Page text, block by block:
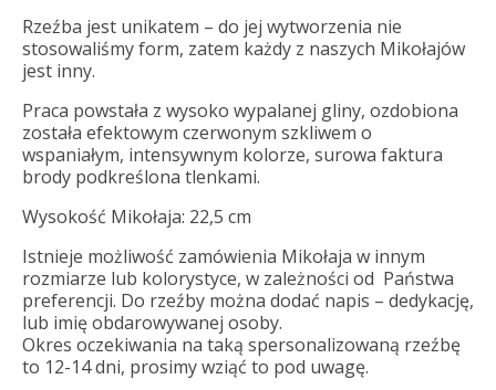
Rzeźba jest unikatem – do jej wytworzenia nie
stosowaliśmy form, zatem każdy z naszych Mikołajów
jest inny.
Praca powstała z wysoko wypalanej gliny, ozdobiona
została efektowym czerwonym szkliwem o
wspaniałym, intensywnym kolorze, surowa faktura
brody podkreślona tlenkami.
Wysokość Mikołaja: 22,5 cm
Istnieje możliwość zamówienia Mikołaja w innym
rozmiarze lub kolorystyce, w zależności od Państwa
preferencji. Do rzeźby można dodać napis – dedykację,
lub imię obdarowywanej osoby.
Okres oczekiwania na taką spersonalizowaną rzeźbę
to 12-14 dni, prosimy wziąć to pod uwagę.